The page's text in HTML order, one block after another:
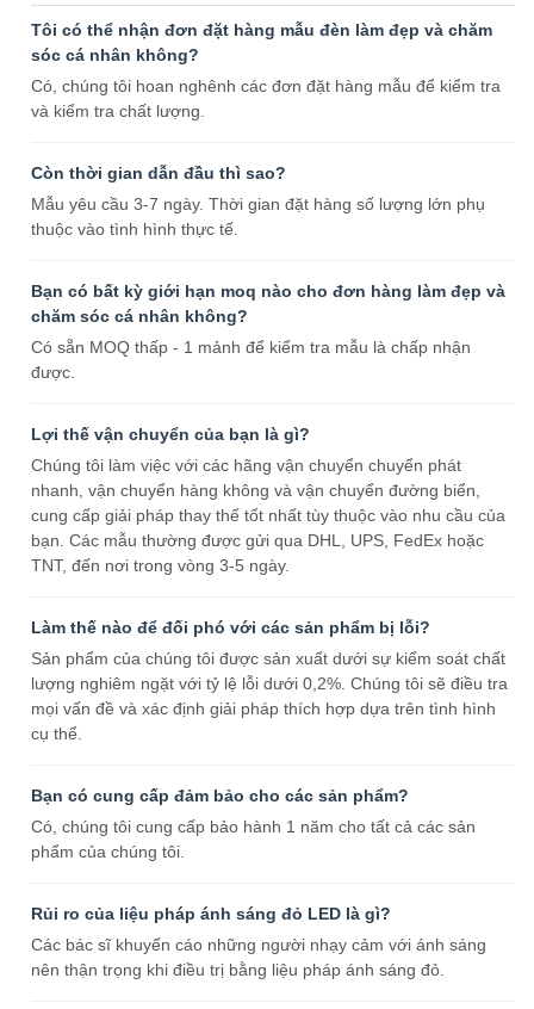
Tôi có thể nhận đơn đặt hàng mẫu đèn làm đẹp và chăm
sóc cá nhân không?
Có, chúng tôi hoan nghênh các đơn đặt hàng mẫu để kiểm tra
và kiểm tra chất lượng.
Còn thời gian dẫn đầu thì sao?
Mẫu yêu cầu 3-7 ngày. Thời gian đặt hàng số lượng lớn phụ
thuộc vào tình hình thực tế.
Bạn có bất kỳ giới hạn moq nào cho đơn hàng làm đẹp và
chăm sóc cá nhân không?
Có sẵn MOQ thấp - 1 mảnh để kiểm tra mẫu là chấp nhận
được.
Lợi thế vận chuyển của bạn là gì?
Chúng tôi làm việc với các hãng vận chuyển chuyển phát
nhanh, vận chuyển hàng không và vận chuyển đường biển,
cung cấp giải pháp thay thế tốt nhất tùy thuộc vào nhu cầu của
bạn. Các mẫu thường được gửi qua DHL, UPS, FedEx hoặc
TNT, đến nơi trong vòng 3-5 ngày.
Làm thế nào để đối phó với các sản phẩm bị lỗi?
Sản phẩm của chúng tôi được sản xuất dưới sự kiểm soát chất
lượng nghiêm ngặt với tỷ lệ lỗi dưới 0,2%. Chúng tôi sẽ điều tra
mọi vấn đề và xác định giải pháp thích hợp dựa trên tình hình
cụ thể.
Bạn có cung cấp đảm bảo cho các sản phẩm?
Có, chúng tôi cung cấp bảo hành 1 năm cho tất cả các sản
phẩm của chúng tôi.
Rủi ro của liệu pháp ánh sáng đỏ LED là gì?
Các bác sĩ khuyến cáo những người nhạy cảm với ánh sáng
nên thận trọng khi điều trị bằng liệu pháp ánh sáng đỏ.